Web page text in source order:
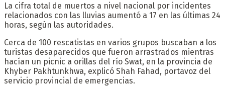
La cifra total de muertos a nivel nacional por incidentes
relacionados con las lluvias aumentó a 17 en las últimas 24
horas, según las autoridades.
Cerca de 100 rescatistas en varios grupos buscaban a los
turistas desaparecidos que fueron arrastrados mientras
hacían un picnic a orillas del río Swat, en la provincia de
Khyber Pakhtunkhwa, explicó Shah Fahad, portavoz del
servicio provincial de emergencias.